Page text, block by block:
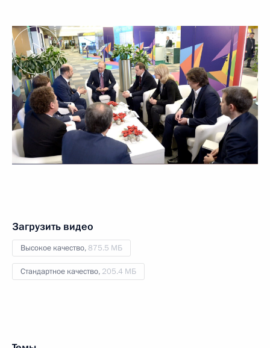
Загрузить видео
Высокое качество,875.5 МБ
Стандартное качество, 205.4 МБ